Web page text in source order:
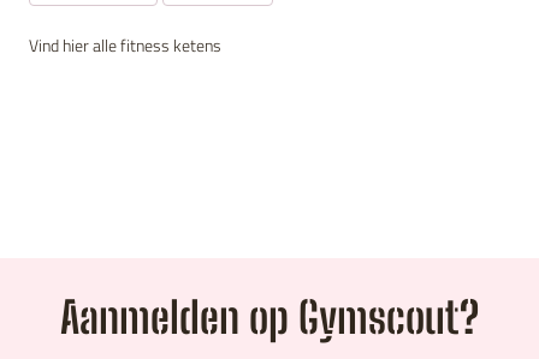
Vind hier alle fitness ketens
Aanmelden op Gymscout?